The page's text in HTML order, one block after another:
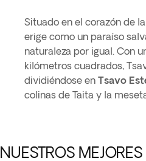
Situado en el corazón de
erige como un paraíso
naturaleza por igual. Con
kilómetros cuadrados,
dividiéndose en Tsavo
colinas de Taita y la
NUESTROS